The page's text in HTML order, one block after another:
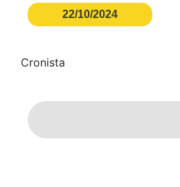
22/10/2024
Cronista